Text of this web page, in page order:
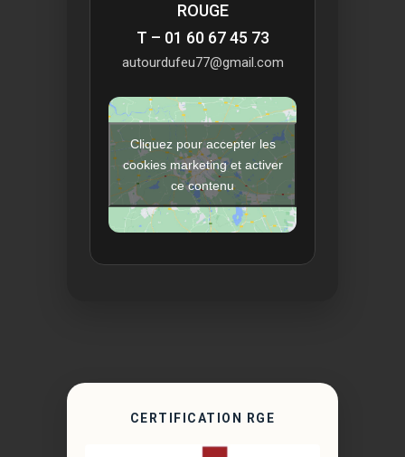
ROUGE
T – 01 60 67 45 73
autourdufeu77@gmail.com
Cliquez pour accepter les
cookies marketing et activer
ce contenu
CERTIFICATION RGE